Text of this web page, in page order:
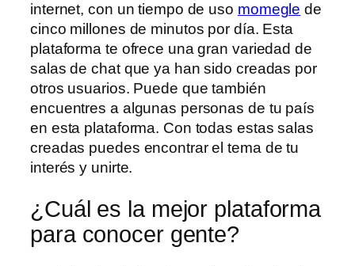
internet, con un tiempo de uso momegle de
cinco millones de minutos por día. Esta
plataforma te ofrece una gran variedad de
salas de chat que ya han sido creadas por
otros usuarios. Puede que también
encuentres a algunas personas de tu país
en esta plataforma. Con todas estas salas
creadas puedes encontrar el tema de tu
interés y unirte.
¿Cuál es la mejor plataforma
para conocer gente?